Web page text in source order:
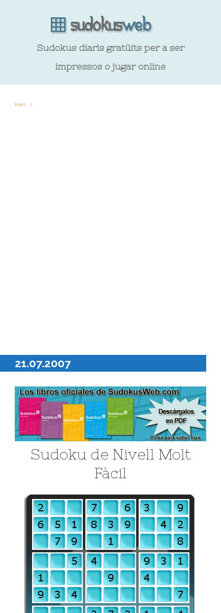
Sudokus diaris gratüits per a ser
impressos o jugar online
Inici
21.07.2007
Sudoku de Nivell Molt
Fàcil